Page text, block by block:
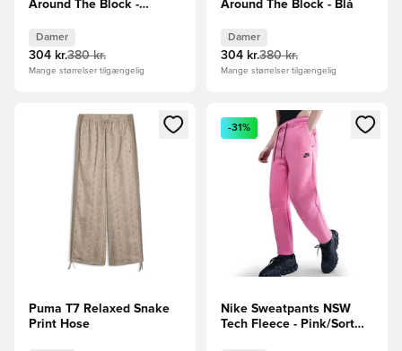
Around The Block -
Damer
304 kr.380 kr.
Mange størrelser tilgængelig
Around The Block - Blå
Damer
304 kr.380 kr.
Mange størrelser tilgængelig
Åbner en Modal til at logge ind eller tilmelde dig som
Puma T7 Relaxed Snake
Print Hose
Åbner en Modal til at logge
-31%
Nike Sweatpants NSW
Tech Fleece - Pink/Sort